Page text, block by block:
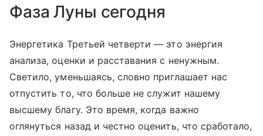
Фаза Луны сегодня
Энергетика Третьей четверти — это энергия
анализа, оценки и расставания с ненужным.
Светило, уменьшаясь, словно приглашает нас
отпустить то, что больше не служит нашему
высшему благу. Это время, когда важно
оглянуться назад и честно оценить, что сработало,